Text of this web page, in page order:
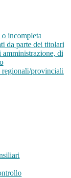
o incompleta
da parte dei titolari
di
provinciali